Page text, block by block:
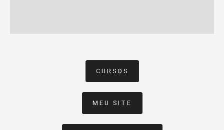
CURSOS
MEU SITE